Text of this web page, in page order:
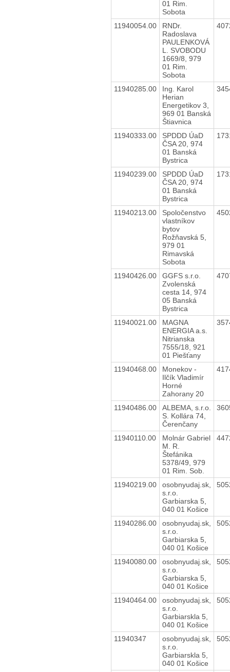
01 Rim.
Sobota
11940054.00
RNDr.
Radoslava
PAULENKOVÁ
L. SVOBODU
1669/8, 979
01 Rim.
Sobota
11940285.00
Ing. Karol
Herian
Energetikov 3,
969 01 Banská
Štiavnica
11940333.00
SPDDD ÚaD
ČSA 20, 974
01 Banská
Bystrica
11940239.00
SPDDD ÚaD
ČSA 20, 974
01 Banská
Bystrica
11940213.00
Spoločenstvo
vlastníkov
bytov
Rožňavská 5,
979 01
Rimavská
Sobota
11940426.00
GGFS s.r.o.
Zvolenská
cesta 14, 974
05 Banská
Bystrica
11940021.00
MAGNA
ENERGIA a.s.
Nitrianska
7555/18, 921
01 Piešťany
11940468.00
Monekov -
Ilčík Vladimír
Horné
Zahorany 20
11940486.00
ALBEMA, s.r.o.
S. Kollára 74,
Čerenčany
11940110.00
Molnár Gabriel
M. R.
Štefánika
5378/49, 979
01 Rim. Sob.
11940219.00
osobnyudaj.sk,
s.r.o.
Garbiarska 5,
040 01 Košice
11940286.00
osobnyudaj.sk,
s.r.o.
Garbiarska 5,
040 01 Košice
11940080.00
osobnyudaj.sk,
s.r.o.
Garbiarska 5,
040 01 Košice
11940464.00
osobnyudaj.sk,
s.r.o.
Garbiarskla 5,
040 01 Košice
11940347
osobnyudaj.sk,
s.r.o.
Garbiarskla 5,
040 01 Košice